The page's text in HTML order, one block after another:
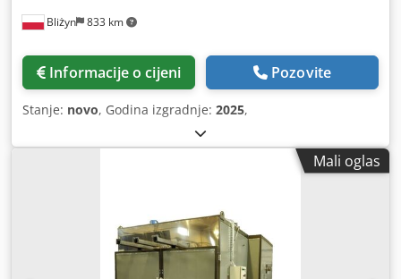
Bliżyn 833 km
Informacije o cijeni Pozovite
Stanje: novo, Godina izgradnje: 2025,
Mali oglas